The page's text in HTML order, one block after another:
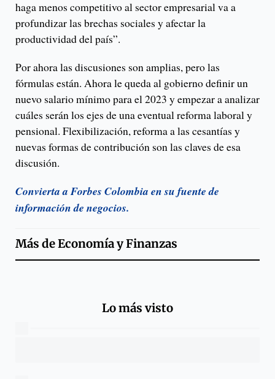
haga menos competitivo al sector empresarial va a
profundizar las brechas sociales y afectar la
productividad del país”.
Por ahora las discusiones son amplias, pero las
fórmulas están. Ahora le queda al gobierno definir un
nuevo salario mínimo para el 2023 y empezar a analizar
cuáles serán los ejes de una eventual reforma laboral y
pensional. Flexibilización, reforma a las cesantías y
nuevas formas de contribución son las claves de esa
discusión.
Convierta a Forbes Colombia en su fuente de
información de negocios.
Más deEconomía y Finanzas
Lo más visto